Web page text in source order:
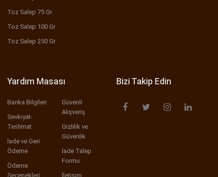
Toz Salep 75 Gr
Toz Salep 100 Gr
Toz Salep 250 Gr
Yardım Masası
Banka Bilgileri
Sevkiyat-
Teslimat
İade ve Geri
Ödeme
Ödeme
Seçenekleri
Güvenli
Alışveriş
Gizlilik ve
Güvenlik
İade Talep
Formu
İletişim
Bizi Takip Edin